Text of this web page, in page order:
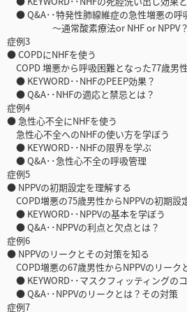
● Q&A･･特発性肺線維症の急性増悪の呼
〜通常酸素療法or NHF or NPPV
症例3
● COPDにNHFを使う
COPD 増悪から呼吸困難となった77歳男
● KEYWORD･･NHFのPEEP効果？
● Q&A･･NHFの適応と禁忌とは？
症例4
● 急性心不全にNHFを使う
急性心不全へのNHFの使い方を学ぼう
● KEYWORD･･NHFの限界を学ぶ
● Q&A･･急性心不全の呼吸管理
症例5
● NPPVの初期設定を理解する
COPD増悪の75歳男性からNPPVの初期設
● KEYWORD･･NPPVの基本を学ぼう
● Q&A･･NPPVの利点と欠点とは？
症例6
● NPPVのリークとその対策を知る
COPD増悪の67歳男性からNPPVのリーク
● KEYWORD･･マスクフィッティングの
● Q&A･･NPPVのリークとは？その対策
症例7